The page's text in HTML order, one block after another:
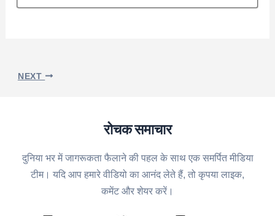
NEXT
रोचक समाचार
दुनिया भर में जागरूकता फैलाने की पहल के साथ एक समर्पित मीडिया
टीम। यदि आप हमारे वीडियो का आनंद लेते हैं, तो कृपया लाइक,
कमेंट और शेयर करें।